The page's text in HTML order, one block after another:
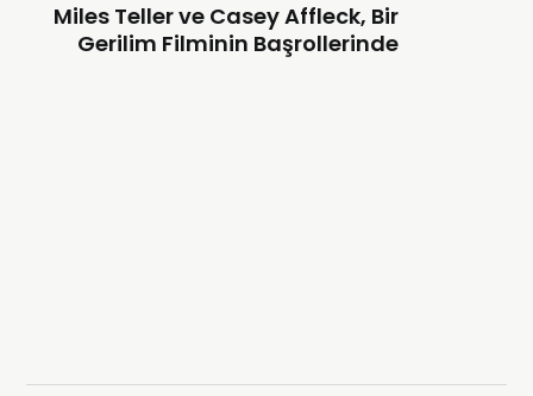
Miles Teller ve Casey Affleck, Bir
Gerilim Filminin Başrollerinde